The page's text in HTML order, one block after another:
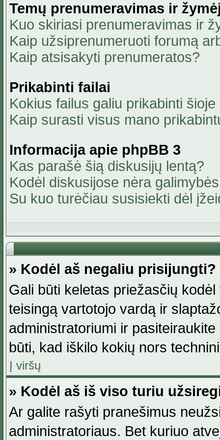
Temų prenumeravimas ir
Kuo skiriasi prenumeravimas ir
Kaip užsiprenumeruoti forumą
Kaip atsisakyti prenumeratos?
Prikabinti failai
Kokius failus galiu prikabinti
Kaip surasti visus mano
Informacija apie phpBB 3
Kas parašė šią diskusijų lentą?
Kodėl diskusijose nėra
Su kuo turėčiau susisiekti dėl
» Kodėl aš negaliu prisijungti?
Gali būti keletas priežasčių
teisingą vartotojo vardą ir
administratoriumi ir
būti, kad iškilo kokių nors
Į viršų
» Kodėl aš iš viso turiu
Ar galite rašyti pranešimus
administratoriaus. Bet kuriuo